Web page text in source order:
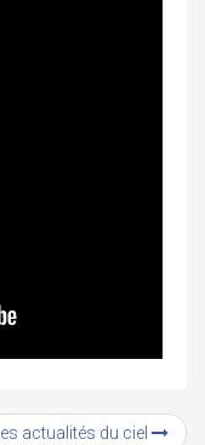
Les actualités du ciel